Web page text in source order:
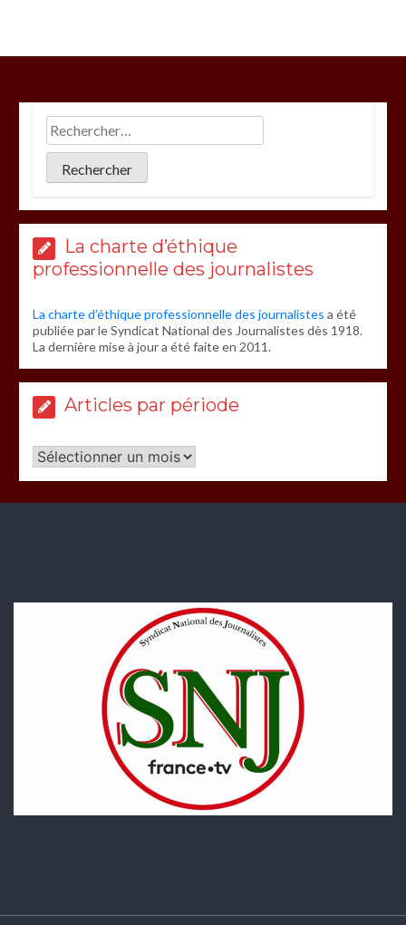
La charte d’éthique
professionnelle des journalistes
La charte d’éthique professionnelle des journalistes a été
publiée par le Syndicat National des Journalistes dès 1918.
La dernière mise à jour a été faite en 2011.
Articles par période
Articles
par
période